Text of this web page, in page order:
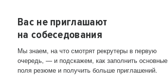
Вас не приглашают
на собеседования
Мы знаем, на что смотрят рекрутеры в первую
очередь, — и подскажем, как заполнить основные
поля резюме и получить больше приглашений.